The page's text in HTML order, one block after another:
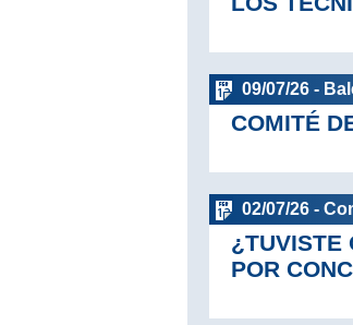
09/07/26 -
COMITÉ
02/07/26 -
¿TUVISTE
POR